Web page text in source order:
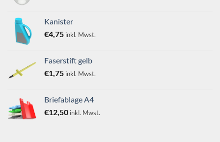
Kanister
€4,75 inkl. Mwst.
Faserstift gelb
€1,75 inkl. Mwst.
Briefablage A4
€12,50 inkl. Mwst.